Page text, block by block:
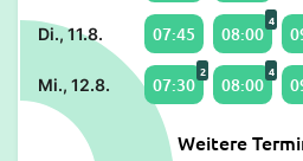
Di., 11.8. 07:45 08:00
4
Mi., 12.8. 07:30
2
08:00
4
Weitere